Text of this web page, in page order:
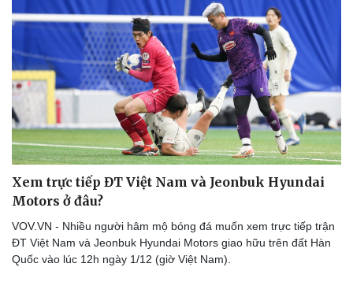
Thế giới thể thao
eSports
Tư vấn
Xem trực tiếp ĐT Việt Nam và Jeonbuk Hyundai
Motors ở đâu?
VOV.VN - Nhiều người hâm mộ bóng đá muốn xem trực tiếp trận
ĐT Việt Nam và Jeonbuk Hyundai Motors giao hữu trên đất Hàn
Quốc vào lúc 12h ngày 1/12 (giờ Việt Nam).